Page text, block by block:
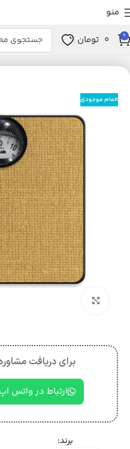
منو
0
0 تومان
خانه زیبایی و سلامت ابزار سلامت
اتمام موجودی
برای دریافت
ارتباط در واتس اپ
برند: